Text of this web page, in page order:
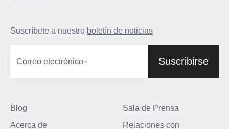
Blog
Acerca de
Sala de Prensa
Relaciones con
Suscríbete a nuestro boletín de noticias
Correo electrónico Suscribirse